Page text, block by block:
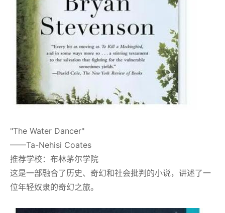
"The Water Dancer"
——Ta-Nehisi Coates
推荐学校：布林茅尔学院
这是一部融合了历史、奇幻和社会批判的小说，讲述了一
位年轻奴隶的奇幻之旅。